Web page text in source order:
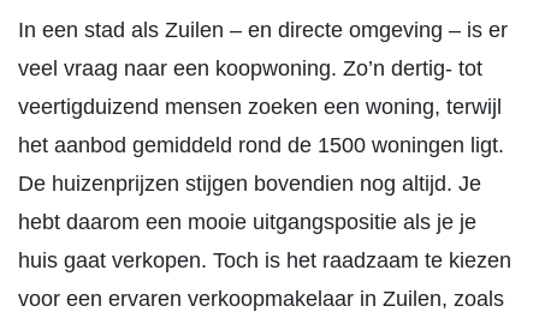
In een stad als Zuilen – en directe omgeving – is er
veel vraag naar een koopwoning. Zo’n dertig- tot
veertigduizend mensen zoeken een woning, terwijl
het aanbod gemiddeld rond de 1500 woningen ligt.
De huizenprijzen stijgen bovendien nog altijd. Je
hebt daarom een mooie uitgangspositie als je je
huis gaat verkopen. Toch is het raadzaam te kiezen
voor een ervaren verkoopmakelaar in Zuilen, zoals